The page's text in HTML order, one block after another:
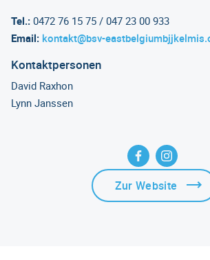
Tel.: 0472 76 15 75 / 047 23 00 933
Email: kontakt@bsv-
Kontaktpersonen
David Raxhon
Lynn Janssen
Zur Website